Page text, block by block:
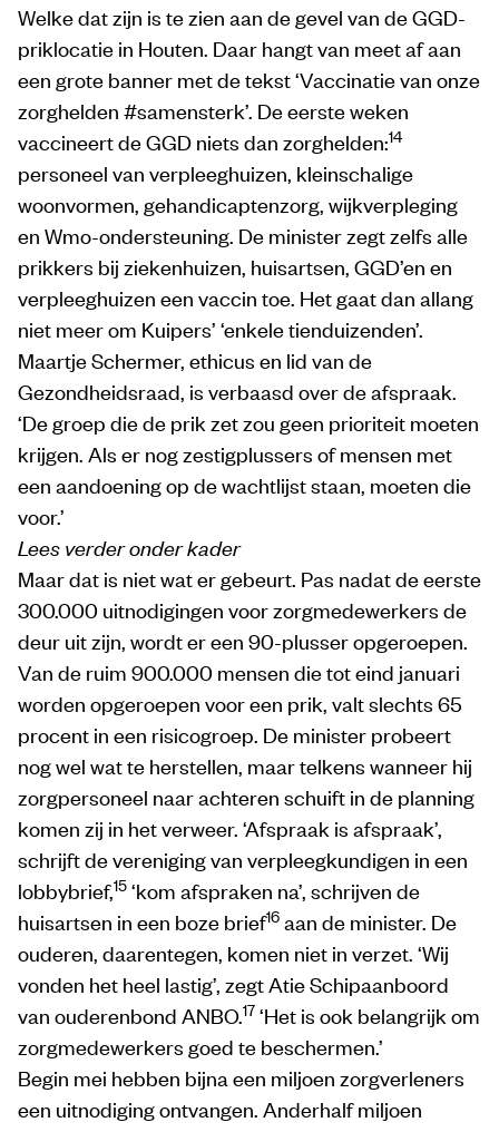
Welke dat zijn is te zien aan de gevel van de GGD-
priklocatie in Houten. Daar hangt van meet af aan
een grote banner met de tekst ‘Vaccinatie van onze
zorghelden #samensterk’. De eerste weken
vaccineert de GGD niets dan zorghelden:14
personeel van verpleeghuizen, kleinschalige
woonvormen, gehandicaptenzorg, wijkverpleging
en Wmo-ondersteuning. De minister zegt zelfs alle
prikkers bij ziekenhuizen, huisartsen, GGD’en en
verpleeghuizen een vaccin toe. Het gaat dan allang
niet meer om Kuipers’ ‘enkele tienduizenden’.
Maartje Schermer, ethicus en lid van de
Gezondheidsraad, is verbaasd over de afspraak.
‘De groep die de prik zet zou geen prioriteit moeten
krijgen. Als er nog zestigplussers of mensen met
een aandoening op de wachtlijst staan, moeten die
voor.’
Lees verder onder kader
Maar dat is niet wat er gebeurt. Pas nadat de eerste
300.000 uitnodigingen voor zorgmedewerkers de
deur uit zijn, wordt er een 90-plusser opgeroepen.
Van de ruim 900.000 mensen die tot eind januari
worden opgeroepen voor een prik, valt slechts 65
procent in een risicogroep. De minister probeert
nog wel wat te herstellen, maar telkens wanneer hij
zorgpersoneel naar achteren schuift in de planning
komen zij in het verweer. ‘Afspraak is afspraak’,
schrijft de vereniging van verpleegkundigen in een
lobbybrief,15‘kom afspraken na’, schrijven de
huisartsen in een boze brief16aan de minister. De
ouderen, daarentegen, komen niet in verzet. ‘Wij
vonden het heel lastig’, zegt Atie Schipaanboord
van ouderenbond ANBO.17‘Het is ook belangrijk om
zorgmedewerkers goed te beschermen.’
Begin mei hebben bijna een miljoen zorgverleners
een uitnodiging ontvangen. Anderhalf miljoen